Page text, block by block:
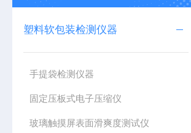
塑料软包装检测仪器
手提袋检测仪器
固定压板式电子压缩仪
玻璃触摸屏表面滑爽度测试仪